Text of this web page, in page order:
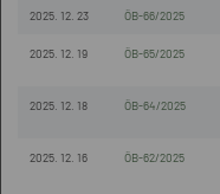
2025. 12. 23 ÖB-66/2025
2025. 12. 19 ÖB-65/2025
2025. 12. 18 ÖB-64/2025
2025. 12. 16 ÖB-62/2025